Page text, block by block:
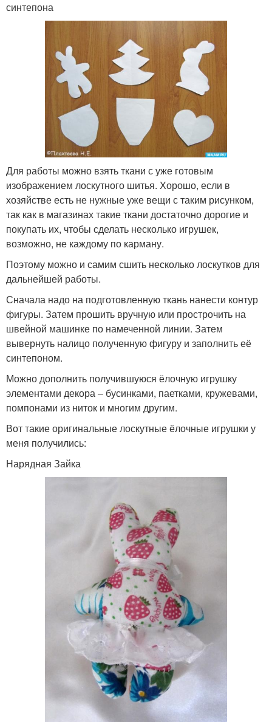
синтепона
Для работы можно взять ткани с уже готовым
изображением лоскутного шитья. Хорошо, если в
хозяйстве есть не нужные уже вещи с таким рисунком,
так как в магазинах такие ткани достаточно дорогие и
покупать их, чтобы сделать несколько игрушек,
возможно, не каждому по карману.
Поэтому можно и самим сшить несколько лоскутков для
дальнейшей работы.
Сначала надо на подготовленную ткань нанести контур
фигуры. Затем прошить вручную или прострочить на
швейной машинке по намеченной линии. Затем
вывернуть налицо полученную фигуру и заполнить её
синтепоном.
Можно дополнить получившуюся ёлочную игрушку
элементами декора – бусинками, паетками, кружевами,
помпонами из ниток и многим другим.
Вот такие оригинальные лоскутные ёлочные игрушки у
меня получились:
Нарядная Зайка